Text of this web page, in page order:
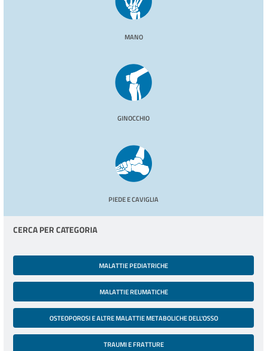
MANO
GINOCCHIO
PIEDE E CAVIGLIA
CERCA PER CATEGORIA
MALATTIE PEDIATRICHE
MALATTIE REUMATICHE
OSTEOPOROSI E ALTRE MALATTIE METABOLICHE DELL'OSSO
TRAUMI E FRATTURE